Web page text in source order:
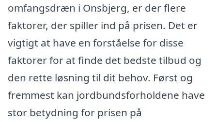
omfangsdræn i Onsbjerg, er der flere
faktorer, der spiller ind på prisen. Det er
vigtigt at have en forståelse for disse
faktorer for at finde det bedste tilbud og
den rette løsning til dit behov. Først og
fremmest kan jordbundsforholdene have
stor betydning for prisen på